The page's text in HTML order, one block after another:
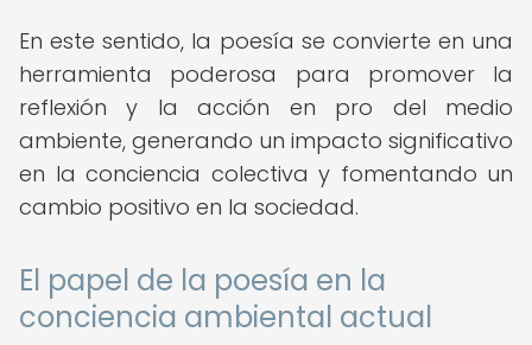
En este sentido, la poesía se convierte en una
herramienta poderosa para promover la
reflexión y la acción en pro del medio
ambiente, generando un impacto significativo
en la conciencia colectiva y fomentando un
cambio positivo en la sociedad.
El papel de la poesía en la
conciencia ambiental actual